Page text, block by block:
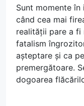
Sunt momente
când cea mai
realității pare a fi
fatalism
așteptare și ca
premergătoare.
dogoarea